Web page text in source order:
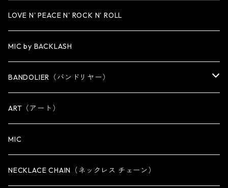
WALLET CHAIN
WALLET
OTHER
NECKLACE
KEY CHAIN
WALLET CHAIN
OTHER
BRACELET
BRACELET
NECKLACE
LOVE N' PEACE N' ROCK N' ROLL
MIC by BACKLASH
BANDOLIER（バンドリヤー）
iPhone 14専用ケース
iPhone 14 Plus専用ケース
iPhone 14 Pro専用ケース
ART（アート）
MIC
NECKLACE CHAIN（ネックレス チェーン）